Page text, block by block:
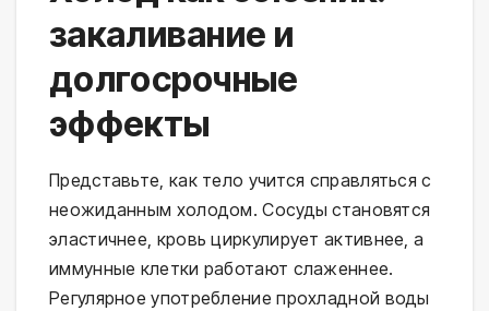
закаливание и
долгосрочные
эффекты
Представьте, как тело учится справляться с
неожиданным холодом. Сосуды становятся
эластичнее, кровь циркулирует активнее, а
иммунные клетки работают слаженнее.
Регулярное употребление прохладной воды